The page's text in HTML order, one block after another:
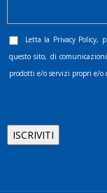
Letta la Privacy Policy,
questo sito, di
prodotti e/o servizi propri e/o